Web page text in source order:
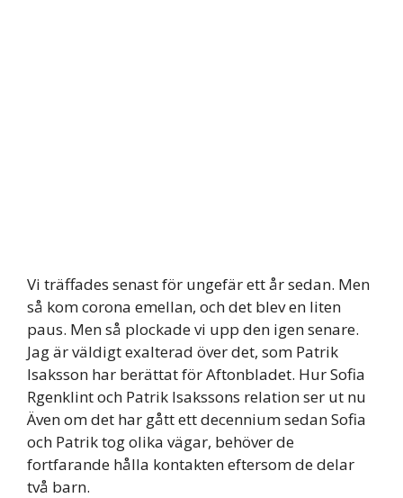
Vi träffades senast för ungefär ett år sedan. Men
så kom corona emellan, och det blev en liten
paus. Men så plockade vi upp den igen senare.
Jag är väldigt exalterad över det, som Patrik
Isaksson har berättat för Aftonbladet. Hur Sofia
Rgenklint och Patrik Isakssons relation ser ut nu
Även om det har gått ett decennium sedan Sofia
och Patrik tog olika vägar, behöver de
fortfarande hålla kontakten eftersom de delar
två barn.